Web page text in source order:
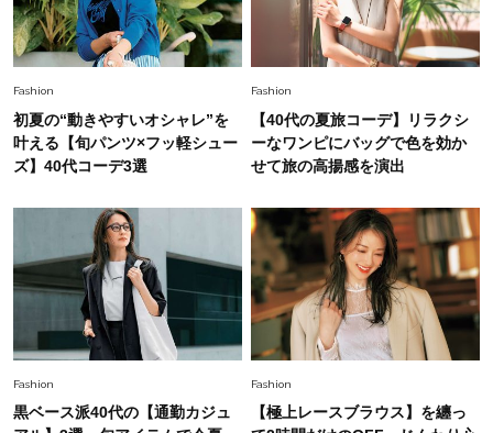
「オシャレ」も整うトレンドトップス〈4選〉
で即涼しげ＆上品見え〈3選〉
オシャレ40代の【ワンピ＆オールインワン】最
旬着こなし3選。地味見え回避のコツは「バッグ
選び」！
Fashion
【40代のTシャツコーデ】超ビッグサイズ×きれ
いめハーフパンツでモードに昇華
Fashion
初夏の“動きやすいオシャレ”を
叶える【旬パンツ×フッ軽シュー
ズ】40代コーデ3選
Fashion
【40代の夏旅コーデ】リラクシ
ーなワンピにバッグで色を効か
せて旅の高揚感を演出
Fashion
黒ベース派40代の【通勤カジュ
Fashion
【極上レースブラウス】を纏っ